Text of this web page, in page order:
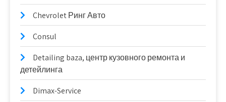
Chevrolet Ринг Авто
Consul
Detailing baza, центр кузовного ремонта и
детейлинга
Dimax-Service